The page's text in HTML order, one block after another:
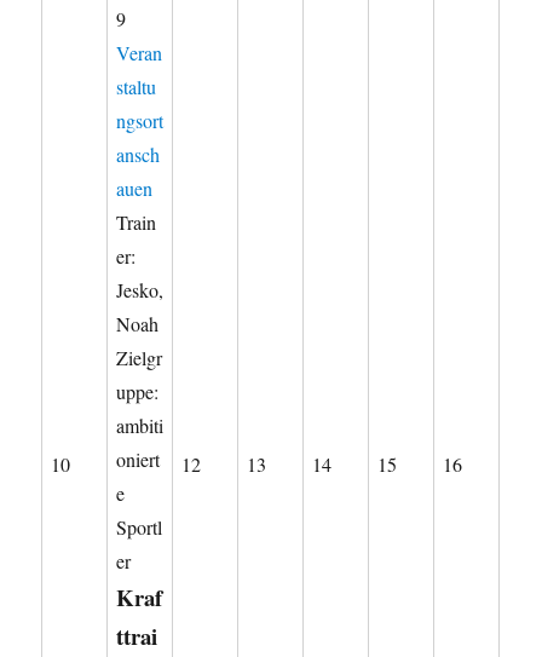
1010.
August
9
Veran
staltu
ngsort
ansch
auen
Train
er:
Jesko,
Noah
Zielgr
uppe:
ambiti
oniert
e
Sportl
er
Kraf
ttrai
1212.
13 1414.
15 1616.